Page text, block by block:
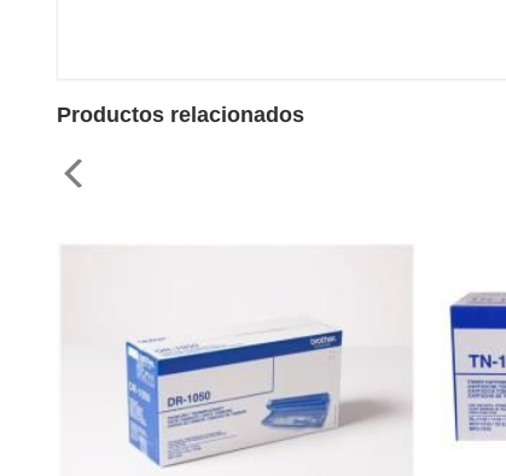
Productos relacionados